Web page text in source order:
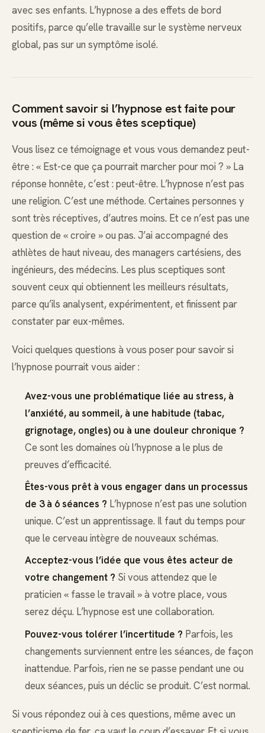
avec ses enfants. L’hypnose a des effets de bord
positifs, parce qu’elle travaille sur le système nerveux
global, pas sur un symptôme isolé.
Comment savoir si l’hypnose est faite pour
vous (même si vous êtes sceptique)
Vous lisez ce témoignage et vous vous demandez peut-
être : « Est-ce que ça pourrait marcher pour moi ? » La
réponse honnête, c’est : peut-être. L’hypnose n’est pas
une religion. C’est une méthode. Certaines personnes y
sont très réceptives, d’autres moins. Et ce n’est pas une
question de « croire » ou pas. J’ai accompagné des
athlètes de haut niveau, des managers cartésiens, des
ingénieurs, des médecins. Les plus sceptiques sont
souvent ceux qui obtiennent les meilleurs résultats,
parce qu’ils analysent, expérimentent, et finissent par
constater par eux-mêmes.
Voici quelques questions à vous poser pour savoir si
l’hypnose pourrait vous aider :
Avez-vous une problématique liée au stress, à
l’anxiété, au sommeil, à une habitude (tabac,
grignotage, ongles) ou à une douleur chronique ?
Ce sont les domaines où l’hypnose a le plus de
preuves d’efficacité.
Êtes-vous prêt à vous engager dans un processus
de 3 à 6 séances ? L’hypnose n’est pas une solution
unique. C’est un apprentissage. Il faut du temps pour
que le cerveau intègre de nouveaux schémas.
Acceptez-vous l’idée que vous êtes acteur de
votre changement ? Si vous attendez que le
praticien « fasse le travail » à votre place, vous
serez déçu. L’hypnose est une collaboration.
Pouvez-vous tolérer l’incertitude ? Parfois, les
changements surviennent entre les séances, de façon
inattendue. Parfois, rien ne se passe pendant une ou
deux séances, puis un déclic se produit. C’est normal.
Si vous répondez oui à ces questions, même avec un